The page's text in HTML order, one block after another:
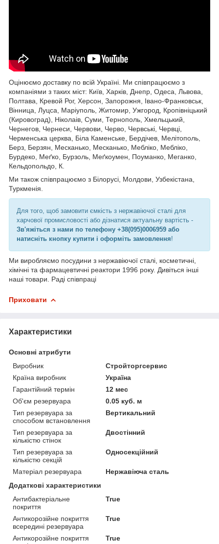
Оцінюємо доставку по всій Україні. Ми співпрацюємо з
компаніями з таких міст: Київ, Харків, Днепр, Одеса, Львова,
Полтава, Кревой Рог, Херсон, Запорожня, Івано-Франковськ,
Вінница, Луцса, Маріуполь, Житомир, Ужгород, Кропівніцький
(Кировоград), Ніколаів, Суми, Тернополь, Хмельцький,
Чернегов, Чернеси, Червови, Черво, Червські, Червці,
Черменська церква, Біла Каменське, Бердічев, Мелітополь,
Берз, Берзян, Месканько, Месканько, Мебліко, Мебліко,
Бурдеко, Меґко, Бурзоль, Меґкоумен, Поуманко, Меганко,
Кельдопольдо, К.
Ми також співпрацюємо з Білорусі, Молдови, Узбекістана,
Туркменія.
Для того, щоб замовити ємкість з нержавіючої сталі для
харчової промисловості або дізнатися актуальну вартість -
Зв'яжіться з нами по телефону +38(095)0006959 або
натисніть кнопку купити і оформіть замовлення!
Ми виробляємо посудини з нержавіючої сталі, косметичні,
хімічні та фармацевтичні реактори 1996 року. Дивіться інші
наші товари. Раді співпраці
Приховати
Характеристики
Основні атрибути
Виробник
Стройторгсервис
Країна виробник
Україна
Гарантійний термін
12 мес
Об'єм резервуара
0.05 куб. м
Тип резервуара за
способом встановлення
Вертикальний
Тип резервуара за
кількістю стінок
Двостінний
Тип резервуара за
кількістю секцій
Односекційний
Матеріал резервуара
Нержавіюча сталь
Додаткові характеристики
Антибактеріальне
покриття
True
Антикорозійне покриття
всередині резервуара
True
Антикорозійне покриття
True